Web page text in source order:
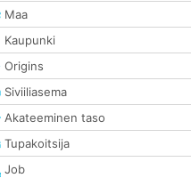
Maa
Kaupunki
Origins
Siviiliasema
Akateeminen taso
Tupakoitsija
Job